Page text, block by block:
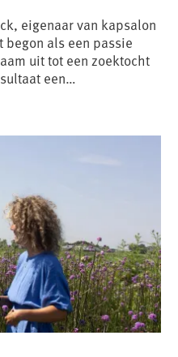
eigenaar van kapsalon
begon als een passie
uit tot een zoektocht
een…